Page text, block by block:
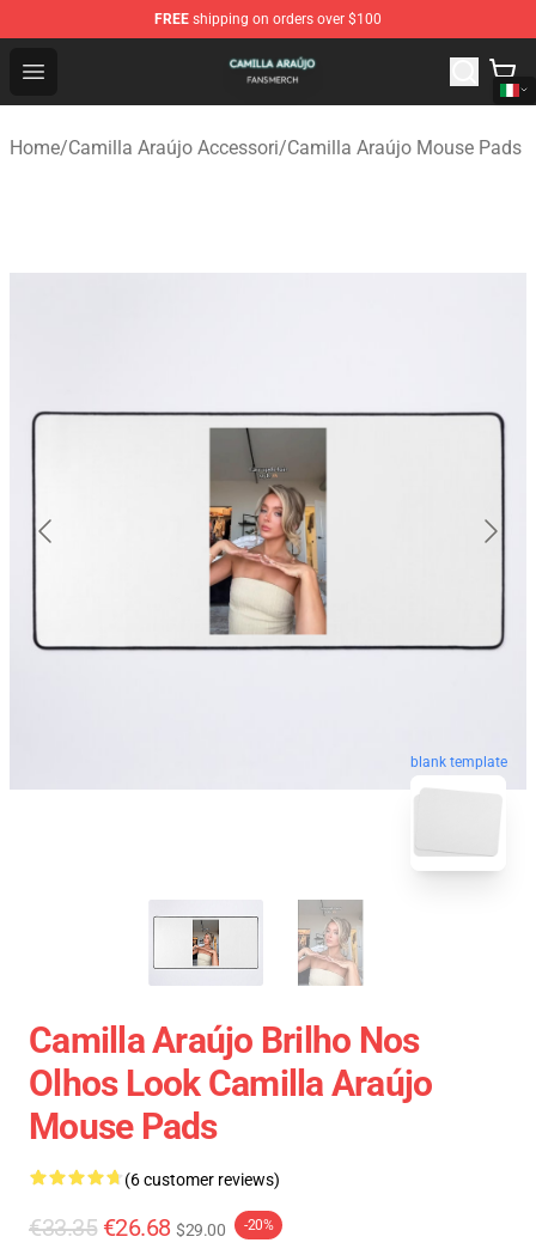
FREE shipping on orders over $100
Open menu
Camilla Araújo Shop - Official Camilla Araújo
Home/Camilla Araújo Accessori/Camilla Araújo Mouse Pads
blank template
Camilla Araújo Brilho Nos
Olhos Look Camilla Araújo
Mouse Pads
(6 customer reviews)
€33.35 €26.68 $29.00 -20%